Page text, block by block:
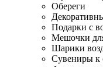
Обереги
Подарки с
Мешочки
Шарики
Сувениры к